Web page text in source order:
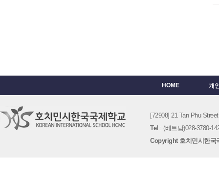
HOME 개
[72908] 21 Tan Phu
Tel : (베트남)028-3780-
Copyright 호치민시한국